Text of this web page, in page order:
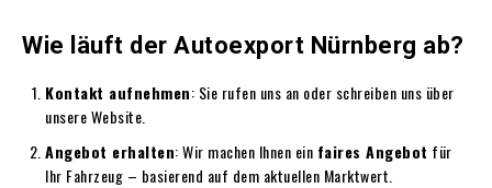
Wie läuft der Autoexport Nürnberg ab?
Kontakt aufnehmen: Sie rufen uns an oder schreiben uns über
unsere Website.
Angebot erhalten: Wir machen Ihnen ein faires Angebot für
Ihr Fahrzeug – basierend auf dem aktuellen Marktwert.